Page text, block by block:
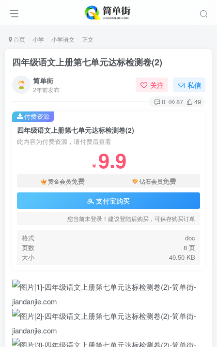
首页 小学 小学语文 正文
四年级语文上册第七单元达标检测卷(2)
简单街
2年前发布 关注 私信
0 87 49
四年级语文上册第七单元达标检测卷(2)
此内容为付费资源，请付费后查看
￥ 9.9
黄金会员免费 钻石会员免费
支付宝购买
您当前未登录！建议登陆后购买，可保存购买订单
格式
doc
页数
8 页
大小
49.50 KB
付费资源